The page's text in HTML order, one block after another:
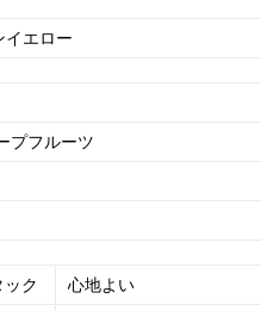
イエロー
プフルーツ
ック
心地よい